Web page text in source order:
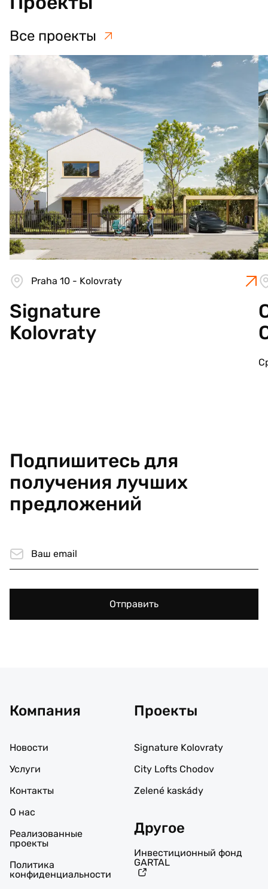
Все проекты
Praha 10 - Kolovraty
Signature
Kolovraty
Подпишитесь для
получения лучших
предложений
Отправить
Компания
Новости
Услуги
Контакты
О нас
Реализованные
проекты
Политика
конфиденциальности
Проекты
Signature Kolovraty
City Lofts Chodov
Zelené kaskády
Другое
Инвестиционный фонд
GARTAL